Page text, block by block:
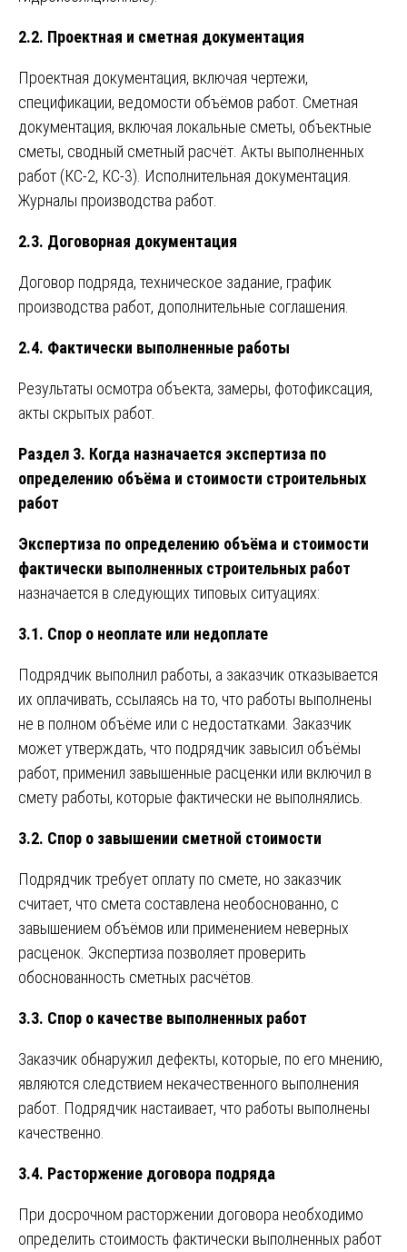
2.2. Проектная и сметная документация
Проектная документация, включая чертежи,
спецификации, ведомости объёмов работ. Сметная
документация, включая локальные сметы, объектные
сметы, сводный сметный расчёт. Акты выполненных
работ (КС-2, КС-3). Исполнительная документация.
Журналы производства работ.
2.3. Договорная документация
Договор подряда, техническое задание, график
производства работ, дополнительные соглашения.
2.4. Фактически выполненные работы
Результаты осмотра объекта, замеры, фотофиксация,
акты скрытых работ.
Раздел 3. Когда назначается экспертиза по
определению объёма и стоимости строительных
работ
Экспертиза по определению объёма и стоимости
фактически выполненных строительных работ
назначается в следующих типовых ситуациях:
3.1. Спор о неоплате или недоплате
Подрядчик выполнил работы, а заказчик отказывается
их оплачивать, ссылаясь на то, что работы выполнены
не в полном объёме или с недостатками. Заказчик
может утверждать, что подрядчик завысил объёмы
работ, применил завышенные расценки или включил в
смету работы, которые фактически не выполнялись.
3.2. Спор о завышении сметной стоимости
Подрядчик требует оплату по смете, но заказчик
считает, что смета составлена необоснованно, с
завышением объёмов или применением неверных
расценок. Экспертиза позволяет проверить
обоснованность сметных расчётов.
3.3. Спор о качестве выполненных работ
Заказчик обнаружил дефекты, которые, по его мнению,
являются следствием некачественного выполнения
работ. Подрядчик настаивает, что работы выполнены
качественно.
3.4. Расторжение договора подряда
При досрочном расторжении договора необходимо
определить стоимость фактически выполненных работ